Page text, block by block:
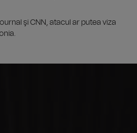
şi CNN, atacul ar putea viza